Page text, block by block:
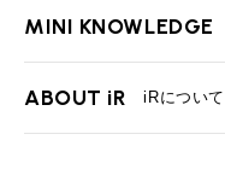
必要書類
最近の修理実績
TOP
User's Voice
MINI KNOWLEDGE
TOP
ABOUT iR iRについて